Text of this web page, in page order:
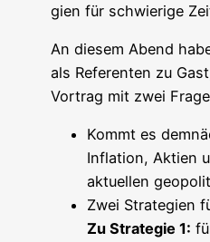
gien für schwie­ri­ge
An die­sem Abend
als Refe­ren­ten zu
Vor­trag mit zwei
Kommt es
Infla­ti­on, Akti­en
aktu­el­len
Zwei Stra­te­gien
Zu Stra­te­gie 1: